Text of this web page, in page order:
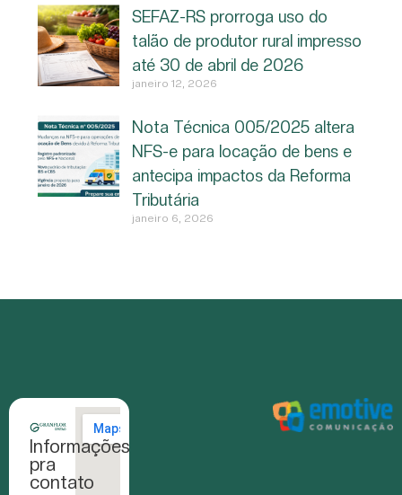
SEFAZ-RS prorroga uso do
talão de produtor rural impresso
até 30 de abril de 2026
janeiro 12, 2026
Nota Técnica 005/2025 altera
NFS-e para locação de bens e
antecipa impactos da Reforma
Tributária
janeiro 6, 2026
Informações
pra
contato